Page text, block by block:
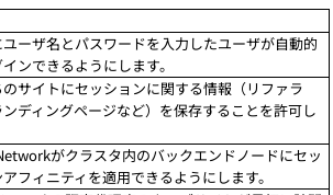
ーザ名とパスワードを入力したユーザが自動的
ンできるようにします。
サイトにセッションに関する情報（リファラ
ディングページなど）を保存することを許可し
がクラスタ内のバックエンドノードにセッ
フィニティを適用できるようにします。